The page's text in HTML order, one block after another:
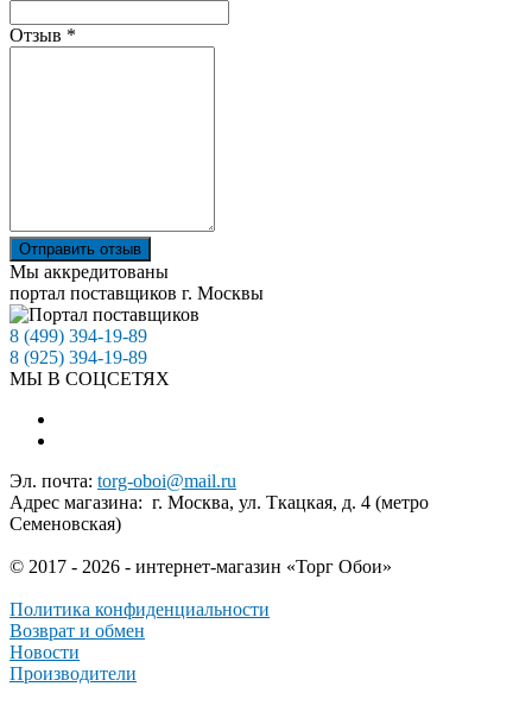
Отзыв *
Отправить отзыв
Мы аккредитованы
портал поставщиков г. Москвы
8 (499) 394-19-89
8 (925) 394-19-89
МЫ В СОЦСЕТЯХ
Эл. почта: torg-oboi@mail.ru
Адрес магазина: г. Москва, ул. Ткацкая, д. 4 (метро
Семеновская)
© 2017 - 2026 - интернет-магазин «Торг Обои»
Политика конфиденциальности
Возврат и обмен
Новости
Производители